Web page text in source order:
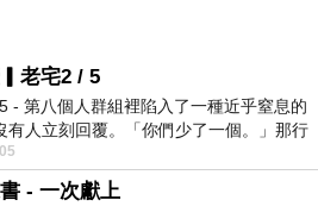
老宅2 / 5
- 第八個人群組裡陷入了一種近乎窒息的
有人立刻回覆。「你們少了一個。」那行
冰冷的鐵釘，硬生生刺進螢
- 一次獻上